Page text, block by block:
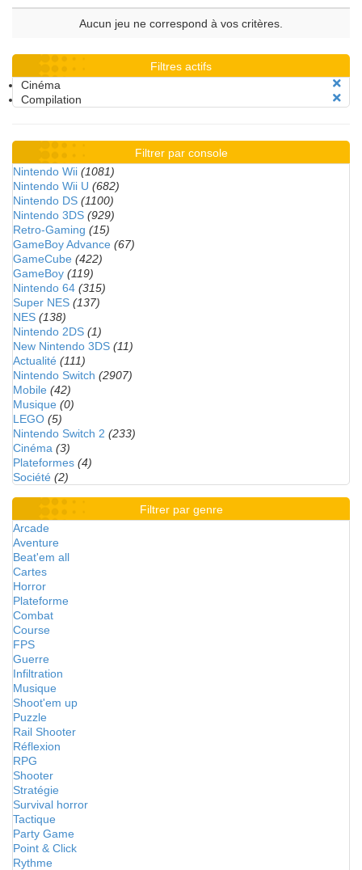
Aucun jeu ne correspond à vos critères.
Filtres actifs
Cinéma
Compilation
Filtrer par console
Nintendo Wii (1081)
Nintendo Wii U (682)
Nintendo DS (1100)
Nintendo 3DS (929)
Retro-Gaming (15)
GameBoy Advance (67)
GameCube (422)
GameBoy (119)
Nintendo 64 (315)
Super NES (137)
NES (138)
Nintendo 2DS (1)
New Nintendo 3DS (11)
Actualité (111)
Nintendo Switch (2907)
Mobile (42)
Musique (0)
LEGO (5)
Nintendo Switch 2 (233)
Cinéma (3)
Plateformes (4)
Société (2)
Filtrer par genre
Arcade
Aventure
Beat'em all
Cartes
Horror
Plateforme
Combat
Course
FPS
Guerre
Infiltration
Musique
Shoot'em up
Puzzle
Rail Shooter
Réflexion
RPG
Shooter
Stratégie
Survival horror
Tactique
Party Game
Point & Click
Rythme